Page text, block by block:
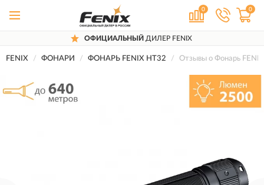
0 0
ОФИЦИАЛЬНЫЙ ДИЛЕР FENIX
FENIX ФОНАРИ ФОНАРЬ FENIX HT32 Отзывы о Фонарь